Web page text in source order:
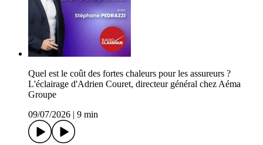
Quel est le coût des fortes chaleurs pour les assureurs ?
L'éclairage d'Adrien Couret, directeur général chez Aéma
Groupe
09/07/2026
9 min